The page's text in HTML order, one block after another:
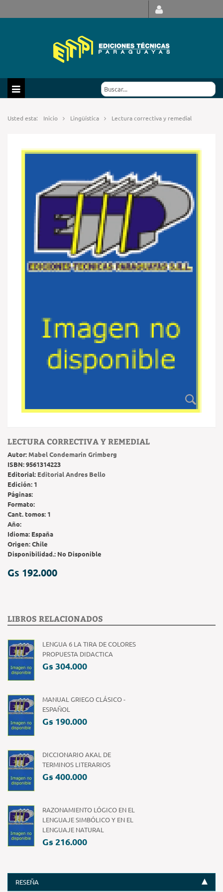
Usted esta: Inicio Lingüística Lectura correctiva y remedial
LECTURA CORRECTIVA Y REMEDIAL
Autor: Mabel Condemarin Grimberg
ISBN:9561314223
Editorial: Editorial Andres Bello
Edición: 1
Páginas:
Formato:
Cant. tomos: 1
Año:
Idioma: España
Origen:Chile
Disponibilidad.: No Disponible
Gs 192.000
LIBROS RELACIONADOS
LENGUA 6 LA TIRA DE COLORES
PROPUESTA DIDACTICA
Gs 304.000
MANUAL GRIEGO CLÁSICO -
ESPAÑOL
Gs 190.000
DICCIONARIO AKAL DE
TERMINOS LITERARIOS
Gs 400.000
RAZONAMIENTO LÓGICO EN EL
LENGUAJE SIMBÓLICO Y EN EL
LENGUAJE NATURAL
Gs 216.000
RESEÑA